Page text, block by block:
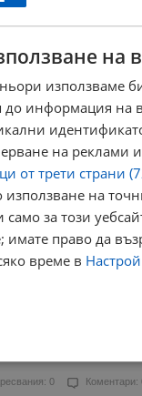
0
неприятна
1
трансфера на
0 Коментари:
ще хвърли на
0 Коментари:
на
използваме
до информация на
на реклами
от трети страни
на
за този
имате право да
време в
Ефективност